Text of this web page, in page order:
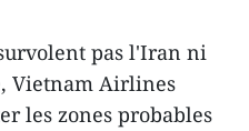
pas l'Iran ni
Vietnam Airlines
les zones probables